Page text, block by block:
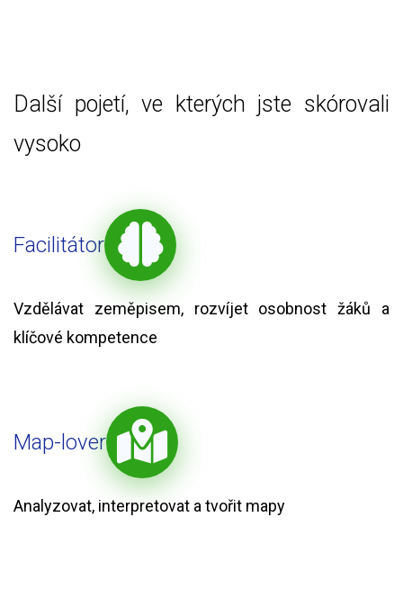
Další pojetí, ve kterých jste skórovali
vysoko
Facilitátor
Vzdělávat zeměpisem, rozvíjet osobnost žáků a
klíčové kompetence
Map-lover
Analyzovat, interpretovat a tvořit mapy